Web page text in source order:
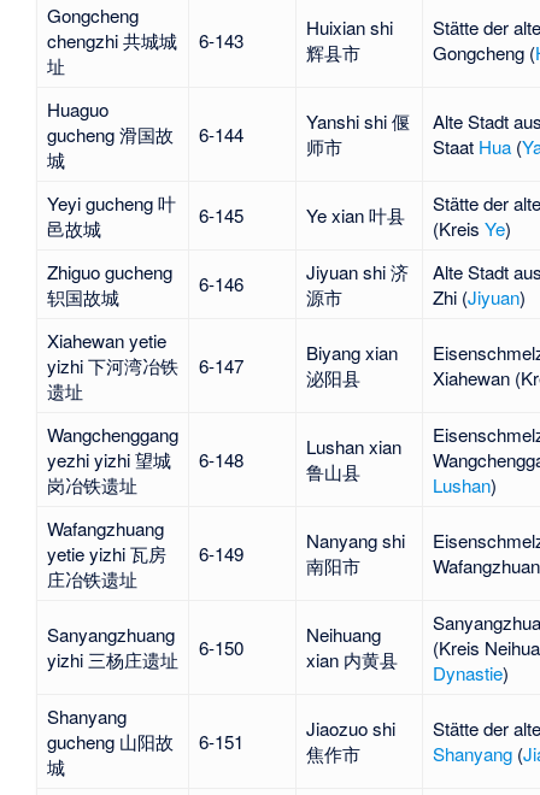
Gongcheng
chengzhi 共城城
址
6-143
Huixian shi
辉县市
Stätte der
Gongcheng (
Huaguo
gucheng 滑国故
城
6-144
Yanshi shi 偃
师市
Alte Stadt
Staat Hua(
Yeyi gucheng 叶
邑故城
6-145 Ye xian 叶县
Stätte der
(Kreis Ye)
Zhiguo gucheng
轵国故城
6-146
Jiyuan shi 济
源市
Alte Stadt
Zhi(Jiyuan)
Xiahewan yetie
yizhi 下河湾冶铁
遗址
6-147
Biyang xian
泌阳县
Xiahewan
Wangchenggang
yezhi yizhi 望城
岗冶铁遗址
6-148
Lushan xian
鲁山县
Lushan)
Wafangzhuang
yetie yizhi 瓦房
庄冶铁遗址
6-149
Nanyang shi
南阳市
Sanyangzhuang
yizhi 三杨庄遗址
6-150
Neihuang
xian 内黄县
(Kreis
Dynastie)
Shanyang
gucheng 山阳故
城
6-151
Jiaozuo shi
焦作市
Stätte der
Shanyang(